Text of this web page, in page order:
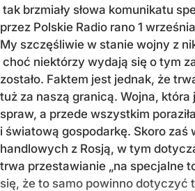
tak brzmiały słowa komunikatu
przez Polskie Radio rano 1
My szczęśliwie w stanie wojny z
choć niektórzy wydają się o tym
zostało. Faktem jest jednak, że
tuż za naszą granicą. Wojna, która
spraw, a przede wszystkim
i światową gospodarkę. Skoro zaś
handlowych z Rosją, w tym
trwa przestawianie „na specjalne
się, że to samo powinno dotyczyć